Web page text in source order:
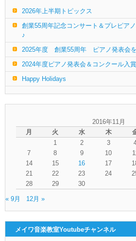
2026年上半期トピックス
創業55周年記念コンサート＆プレピア
♪
2025年度 創業55周年 ピアノ発表会
2024年度ピアノ発表会＆コンクール入賞
Happy Holidays
2016年11月
月
火 水 木
1
2 3
7
8 9 10
14
15 16 17
21
22 23 24
28
29 30
« 9月 12月 »
メイワ音楽教室Youtubeチャンネル